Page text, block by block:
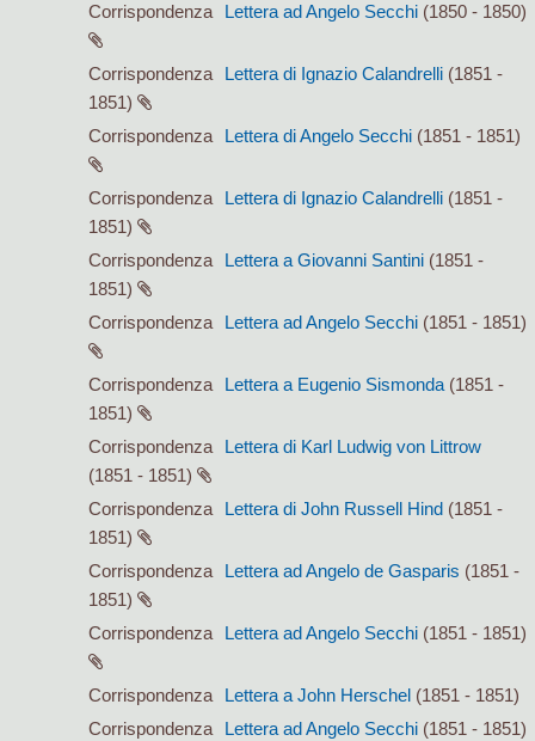
Corrispondenza
Lettera ad Angelo Secchi (1850 - 1850)
Corrispondenza Lettera di Ignazio Calandrelli (1851 -
1851)
Corrispondenza
Lettera di Angelo Secchi (1851 - 1851)
Corrispondenza Lettera di Ignazio Calandrelli (1851 -
1851)
Corrispondenza
Lettera a Giovanni Santini (1851 -
1851)
Corrispondenza
Lettera ad Angelo Secchi (1851 - 1851)
Corrispondenza Lettera a Eugenio Sismonda (1851 -
1851)
Corrispondenza
Lettera di Karl Ludwig von Littrow
(1851 - 1851)
Corrispondenza
Lettera di John Russell Hind (1851 -
1851)
Corrispondenza
Lettera ad Angelo de Gasparis (1851 -
1851)
Corrispondenza
Lettera ad Angelo Secchi (1851 - 1851)
Corrispondenza Lettera a John Herschel (1851 - 1851)
Corrispondenza
Lettera ad Angelo Secchi (1851 - 1851)